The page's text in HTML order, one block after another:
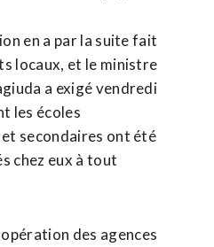
en a par la suite fait
locaux, et le ministre
a exigé vendredi
les écoles
secondaires ont été
chez eux à tout
des agences